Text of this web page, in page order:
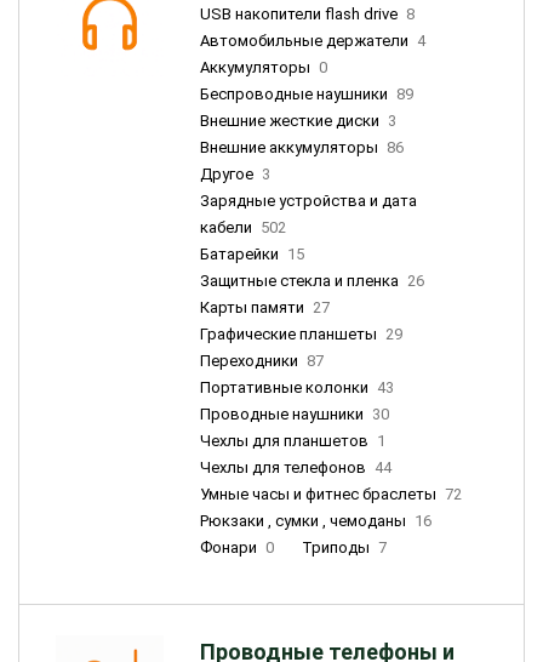
USB накопители flash drive 8
Автомобильные держатели 4
Аккумуляторы 0
Беспроводные наушники 89
Внешние жесткие диски 3
Внешние аккумуляторы 86
Другое 3
Зарядные устройства и дата
кабели 502
Батарейки 15
Защитные стекла и пленка 26
Карты памяти 27
Графические планшеты 29
Переходники 87
Портативные колонки 43
Проводные наушники 30
Чехлы для планшетов 1
Чехлы для телефонов 44
Умные часы и фитнес браслеты 72
Рюкзаки , сумки , чемоданы 16
Фонари 0 Триподы 7
Проводные телефоны и